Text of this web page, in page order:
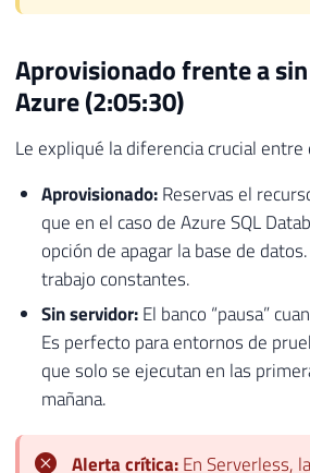
Aprovisionado frente a
Azure (2:05:30)
Le expliqué la diferencia crucial
Aprovisionado:Reservas el
que en el caso de Azure SQL
opción de apagar la base de
trabajo constantes.
Sin servidor:El banco “pausa”
Es perfecto para entornos de
que solo se ejecutan en las
mañana.
Alerta crítica:En Serverless,